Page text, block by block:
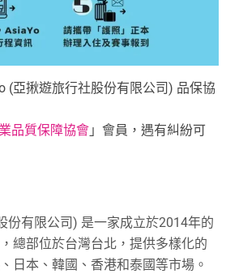
(亞揪遊旅行社股份有限公司) 品保協
品質保障協會 」會員，遇有糾紛可
份有限公司) 是一家成立於2014年的
總部位於台灣台北，提供多樣化的
日本、韓國、香港和泰國等市場。